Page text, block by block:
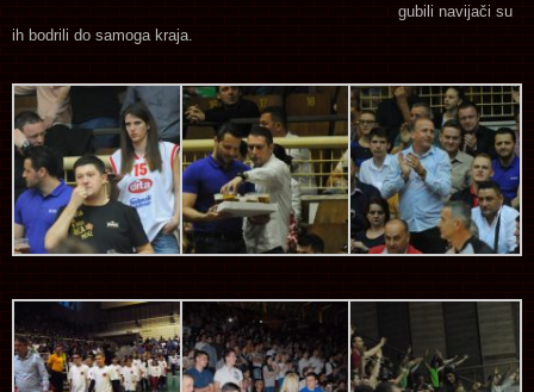
gubili navijači su
ih bodrili do samoga kraja.